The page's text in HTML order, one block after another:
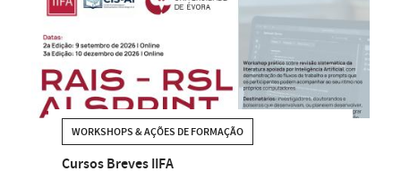
WORKSHOPS & AÇÕES DE FORMAÇÃO
Cursos Breves IIFA